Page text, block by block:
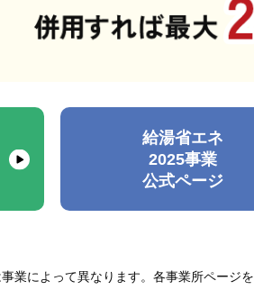
給湯省エネ
2025事業
公式ページ
業によって異なります。各事業所ページ